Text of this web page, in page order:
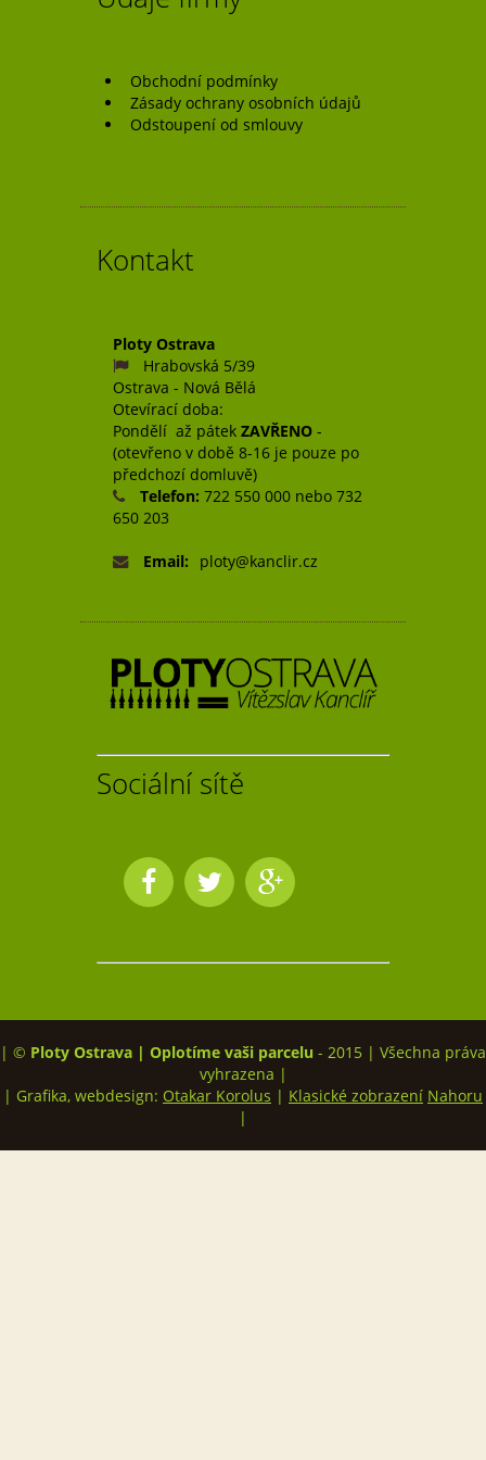
Obchodní podmínky
Zásady ochrany osobních údajů
Odstoupení od smlouvy
Kontakt
Ploty Ostrava
Hrabovská 5/39
Ostrava - Nová Bělá
Otevírací doba:
Pondělí až pátek ZAVŘENO -
(otevřeno v době 8-16 je pouze po
předchozí domluvě)
Telefon: 722 550 000 nebo 732
650 203
Email: ploty@kanclir.cz
Sociální sítě
| © Ploty Ostrava | Oplotíme vaši parcelu - 2015 | Všechna práva
vyhrazena |
| Grafika, webdesign: Otakar Korolus | Klasické zobrazení Nahoru
|